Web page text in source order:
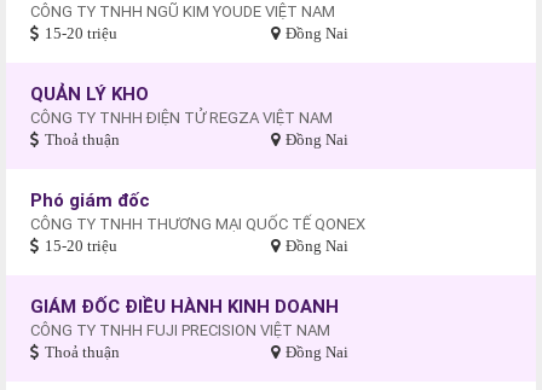
CÔNG TY TNHH NGŨ KIM YOUDE VIỆT NAM
15-20 triệu Đồng Nai
QUẢN LÝ KHO
CÔNG TY TNHH ĐIỆN TỬ REGZA VIỆT NAM
Thoả thuận Đồng Nai
Phó giám đốc
CÔNG TY TNHH THƯƠNG MẠI QUỐC TẾ QONEX
15-20 triệu Đồng Nai
GIÁM ĐỐC ĐIỀU HÀNH KINH DOANH
CÔNG TY TNHH FUJI PRECISION VIỆT NAM
Thoả thuận Đồng Nai